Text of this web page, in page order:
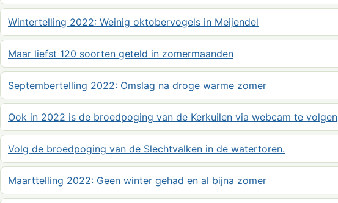
Wintertelling 2022: Weinig oktobervogels in Meijendel
Maar liefst 120 soorten geteld in zomermaanden
Septembertelling 2022: Omslag na droge warme zomer
Ook in 2022 is de broedpoging van de Kerkuilen via webcam te volgen
Volg de broedpoging van de Slechtvalken in de watertoren.
Maarttelling 2022: Geen winter gehad en al bijna zomer